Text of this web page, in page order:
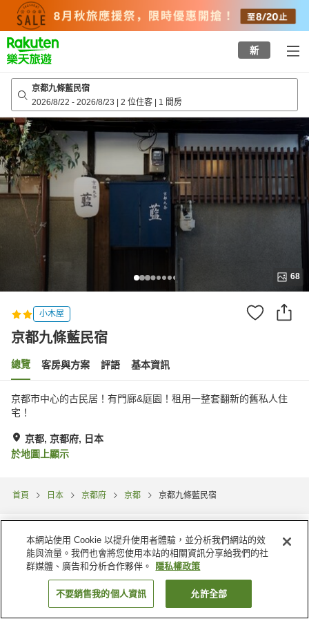
top
page
新
京都九條藍民宿
2026/8/22 - 2026/8/23 | 2 位住客 | 1 間房
68
小木屋
京都九條藍民宿
總覽 客房與方案 評語 基本資訊
京都市中心的古民居！有門廊&庭園！租用一整套翻新的舊私人住
宅！
京都, 京都府, 日本
於地圖上顯示
首頁 日本 京都府 京都 京都九條藍民宿
找客房
本網站使用 Cookie 以提升使用者體驗，並分析我們網站的效
能與流量。我們也會將您使用本站的相關資訊分享給我們的社
群媒體、廣告和分析合作夥伴。
隱私權政策
不要銷售我的個人資訊 允許全部